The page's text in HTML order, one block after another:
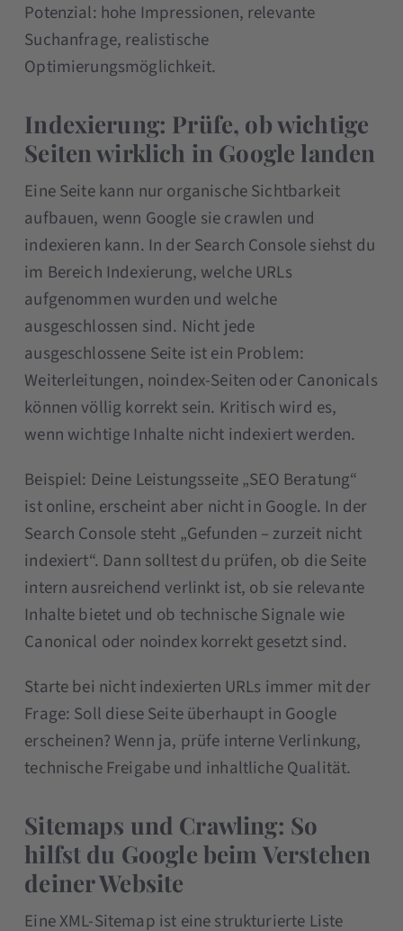
Potenzial: hohe Impressionen, relevante
Suchanfrage, realistische
Optimierungsmöglichkeit.
Indexierung: Prüfe, ob wichtige
Seiten wirklich in Google landen
Eine Seite kann nur organische Sichtbarkeit
aufbauen, wenn Google sie crawlen und
indexieren kann. In der Search Console siehst du
im Bereich Indexierung, welche URLs
aufgenommen wurden und welche
ausgeschlossen sind. Nicht jede
ausgeschlossene Seite ist ein Problem:
Weiterleitungen, noindex-Seiten oder Canonicals
können völlig korrekt sein. Kritisch wird es,
wenn wichtige Inhalte nicht indexiert werden.
Beispiel: Deine Leistungsseite „SEO Beratung“
ist online, erscheint aber nicht in Google. In der
Search Console steht „Gefunden – zurzeit nicht
indexiert“. Dann solltest du prüfen, ob die Seite
intern ausreichend verlinkt ist, ob sie relevante
Inhalte bietet und ob technische Signale wie
Canonical oder noindex korrekt gesetzt sind.
Starte bei nicht indexierten URLs immer mit der
Frage: Soll diese Seite überhaupt in Google
erscheinen? Wenn ja, prüfe interne Verlinkung,
technische Freigabe und inhaltliche Qualität.
Sitemaps und Crawling: So
hilfst du Google beim Verstehen
deiner Website
Eine XML-Sitemap ist eine strukturierte Liste